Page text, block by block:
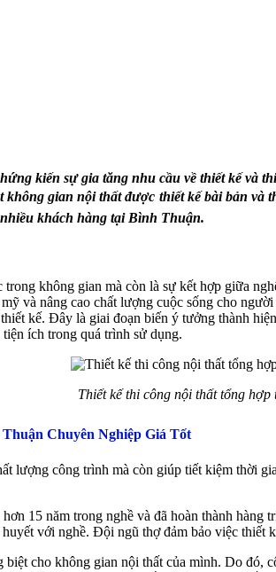
kiến sự gia tăng nhu cầu về thiết kế và
không gian nội thất được thiết kế bài bản và
khách hàng tại Bình Thuận.
không gian mà còn là sự kết hợp giữa
và nâng cao chất lượng cuộc sống cho
kế. Đây là giai đoạn biến ý tưởng thành
ích trong quá trình sử dụng.
Thiết kế thi công nội thất tổng
Chuyên Nghiệp Giá Tốt
lượng công trình mà còn giúp tiết kiệm thời
hơn 15 năm trong nghề và đã hoàn thành hàng
với nghề. Đội ngũ thợ đảm bảo việc thiết
cho không gian nội thất của mình. Do